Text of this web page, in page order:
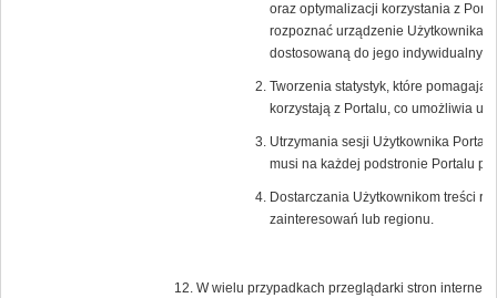
oraz optymalizacji korzystania z
rozpoznać urządzenie Użytkownika
dostosowaną do jego
Tworzenia statystyk, które pomagają
korzystają z Portalu, co umożliwia
Utrzymania sesji Użytkownika
musi na każdej podstronie Portalu
Dostarczania Użytkownikom treści
zainteresowań lub regionu.
W wielu przypadkach przeglądarki stron